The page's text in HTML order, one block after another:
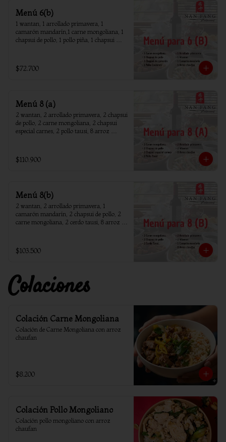
Menú 6(b)
1 wantan, 1 arrollado primavera, 1
camarón mandarín,1 carne mongoliana, 1
chapsui de pollo, 1 pollo piña, 1 chapsui
$72.700
Menú 8 (a)
2 wantan, 2 arrollado primavera, 2 chapsui
de pollo, 2 carne mongoliana, 2 chapsui
especial carnes, 2 pollo tausi, 8 arroz
$110.900
Menú 8(b)
2 wantan, 2 arrollado primavera, 1
camarón mandarín, 2 chapsui de pollo, 2
carne mongoliana, 2 cerdo tausi, 8 arroz
$103.500
Colaciones
Colación Carne Mongoliana
Colación de Carne Mongoliana con arroz
chaufan
$8.200
Colación Pollo Mongoliano
Colación pollo mongoliano con arroz
chaufan